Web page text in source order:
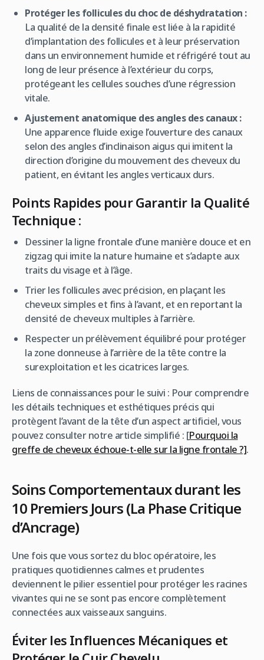
Protéger les follicules du choc de déshydratation :
La qualité de la densité finale est liée à la rapidité
d’implantation des follicules et à leur préservation
dans un environnement humide et réfrigéré tout au
long de leur présence à l’extérieur du corps,
protégeant les cellules souches d’une régression
vitale.
Ajustement anatomique des angles des canaux :
Une apparence fluide exige l’ouverture des canaux
selon des angles d’inclinaison aigus qui imitent la
direction d’origine du mouvement des cheveux du
patient, en évitant les angles verticaux durs.
Points Rapides pour Garantir la Qualité
Technique :
Dessiner la ligne frontale d’une manière douce et en
zigzag qui imite la nature humaine et s’adapte aux
traits du visage et à l’âge.
Trier les follicules avec précision, en plaçant les
cheveux simples et fins à l’avant, et en reportant la
densité de cheveux multiples à l’arrière.
Respecter un prélèvement équilibré pour protéger
la zone donneuse à l’arrière de la tête contre la
surexploitation et les cicatrices larges.
Liens de connaissances pour le suivi : Pour comprendre
les détails techniques et esthétiques précis qui
protègent l’avant de la tête d’un aspect artificiel, vous
pouvez consulter notre article simplifié : [Pourquoi la
greffe de cheveux échoue-t-elle sur la ligne frontale ?].
Soins Comportementaux durant les
10 Premiers Jours (La Phase Critique
d’Ancrage)
Une fois que vous sortez du bloc opératoire, les
pratiques quotidiennes calmes et prudentes
deviennent le pilier essentiel pour protéger les racines
vivantes qui ne se sont pas encore complètement
connectées aux vaisseaux sanguins.
Éviter les Influences Mécaniques et